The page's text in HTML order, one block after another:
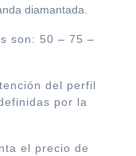
diamantada.
son: 50 – 75 –
del perfil
por la
el precio de